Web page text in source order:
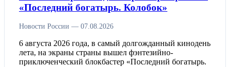
«Последний богатырь. Колобок»
Новости России — 07.08.2026
6 августа 2026 года, в самый долгожданный кинодень
лета, на экраны страны вышел фэнтезийно-
приключенческий блокбастер «Последний богатырь.